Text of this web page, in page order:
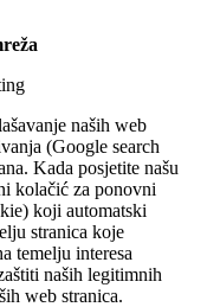
naših web
(Google search
Kada posjetite našu
kolačić za ponovni
koji automatski
stranica koje
temelju interesa
naših legitimnih
web stranica.